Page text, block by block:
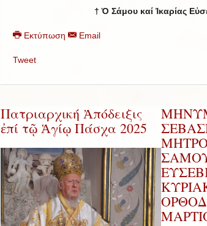
† Ὁ Σάμου καί Ἰκαρίας
Εκτύπωση Email
Tweet
Πατριαρχική Ἀπόδειξις
ἐπί τῷ Ἁγίῳ Πάσχα 2025
ΣΑΜΟΥ